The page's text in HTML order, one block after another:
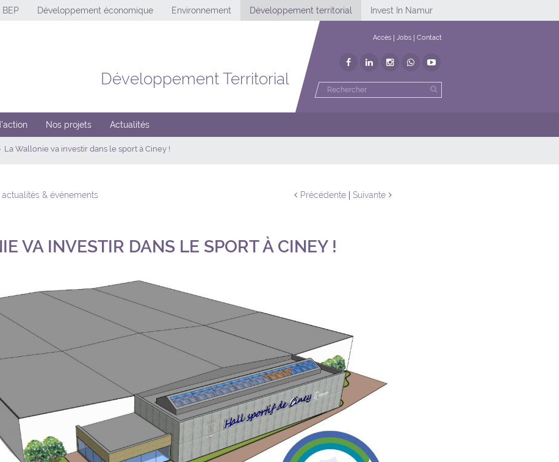
BEP Développement économique Environnement Développement territorial Invest In Namur
Développement Territorial
Accès Jobs Contact
Nos projets Actualités
La Wallonie va investir dans le sport à Ciney !
& événements Suivante
Précédente
VA INVESTIR DANS LE SPORT À CINEY !